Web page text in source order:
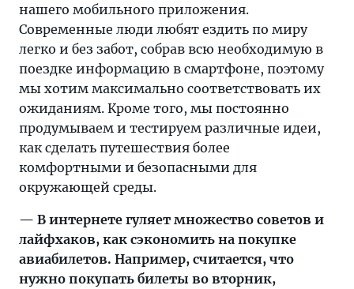
нашего мобильного приложения.
Современные люди любят ездить по миру
легко и без забот, собрав всю необходимую в
поездке информацию в смартфоне, поэтому
мы хотим максимально соответствовать их
ожиданиям. Кроме того, мы постоянно
продумываем и тестируем различные идеи,
как сделать путешествия более
комфортными и безопасными для
окружающей среды.
— В интернете гуляет множество советов и
лайфхаков, как сэкономить на покупке
авиабилетов. Например, считается, что
нужно покупать билеты во вторник,